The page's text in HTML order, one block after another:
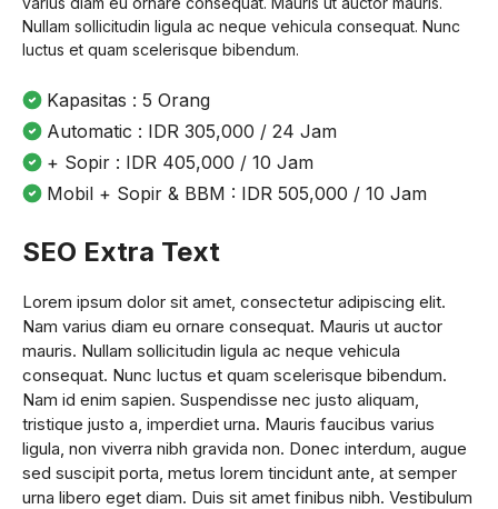
Nullam sollicitudin ligula ac neque vehicula consequat. Nunc
luctus et quam scelerisque bibendum.
Kapasitas : 5 Orang
Automatic : IDR 305,000 / 24 Jam
+ Sopir : IDR 405,000 / 10 Jam
Mobil + Sopir & BBM : IDR 505,000 / 10 Jam
SEO Extra Text
Lorem ipsum dolor sit amet, consectetur adipiscing elit.
Nam varius diam eu ornare consequat. Mauris ut auctor
mauris. Nullam sollicitudin ligula ac neque vehicula
consequat. Nunc luctus et quam scelerisque bibendum.
Nam id enim sapien. Suspendisse nec justo aliquam,
tristique justo a, imperdiet urna. Mauris faucibus varius
ligula, non viverra nibh gravida non. Donec interdum, augue
sed suscipit porta, metus lorem tincidunt ante, at semper
urna libero eget diam. Duis sit amet finibus nibh. Vestibulum